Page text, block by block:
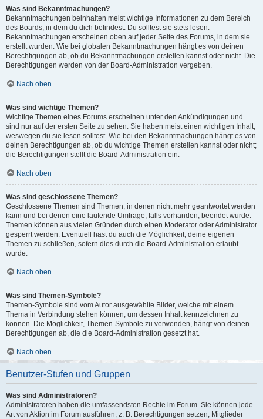
Was sind Bekanntmachungen?
Bekanntmachungen beinhalten meist wichtige Informationen zu dem Bereich
des Boards, in dem du dich befindest. Du solltest sie stets lesen.
Bekanntmachungen erscheinen oben auf jeder Seite des Forums, in dem sie
erstellt wurden. Wie bei globalen Bekanntmachungen hängt es von deinen
Berechtigungen ab, ob du Bekanntmachungen erstellen kannst oder nicht. Die
Berechtigungen werden von der Board-Administration vergeben.
Nach oben
Was sind wichtige Themen?
Wichtige Themen eines Forums erscheinen unter den Ankündigungen und
sind nur auf der ersten Seite zu sehen. Sie haben meist einen wichtigen Inhalt,
weswegen du sie lesen solltest. Wie bei den Bekanntmachungen hängt es von
deinen Berechtigungen ab, ob du wichtige Themen erstellen kannst oder nicht;
die Berechtigungen stellt die Board-Administration ein.
Nach oben
Was sind geschlossene Themen?
Geschlossene Themen sind Themen, in denen nicht mehr geantwortet werden
kann und bei denen eine laufende Umfrage, falls vorhanden, beendet wurde.
Themen können aus vielen Gründen durch einen Moderator oder Administrator
gesperrt werden. Eventuell hast du auch die Möglichkeit, deine eigenen
Themen zu schließen, sofern dies durch die Board-Administration erlaubt
wurde.
Nach oben
Was sind Themen-Symbole?
Themen-Symbole sind vom Autor ausgewählte Bilder, welche mit einem
Thema in Verbindung stehen können, um dessen Inhalt kennzeichnen zu
können. Die Möglichkeit, Themen-Symbole zu verwenden, hängt von deinen
Berechtigungen ab, die die Board-Administration gesetzt hat.
Nach oben
Benutzer-Stufen und Gruppen
Was sind Administratoren?
Administratoren haben die umfassendsten Rechte im Forum. Sie können jede
Art von Aktion im Forum ausführen; z. B. Berechtigungen setzen, Mitglieder